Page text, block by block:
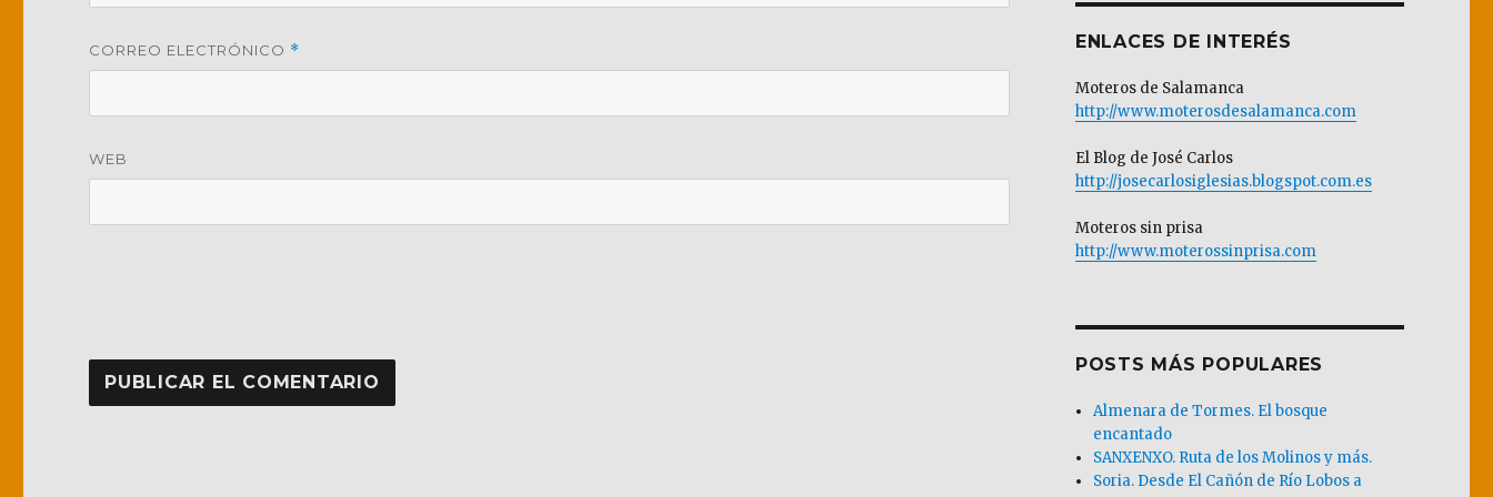
CORREO ELECTRÓNICO *
WEB
ENLACES DE INTERÉS
Moteros de Salamanca
http://www.moterosdesalamanca.com
El Blog de José Carlos
http://josecarlosiglesias.blogspot.com.es
Moteros sin prisa
http://www.moterossinprisa.com
POSTS MÁS POPULARES
Almenara de Tormes. El bosque
encantado
SANXENXO. Ruta de los Molinos y más.
Soria. Desde El Cañón de Río Lobos a